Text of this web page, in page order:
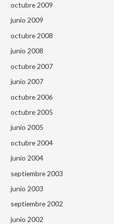
octubre 2009
junio 2009
octubre 2008
junio 2008
octubre 2007
junio 2007
octubre 2006
octubre 2005
junio 2005
octubre 2004
junio 2004
septiembre 2003
junio 2003
septiembre 2002
junio 2002